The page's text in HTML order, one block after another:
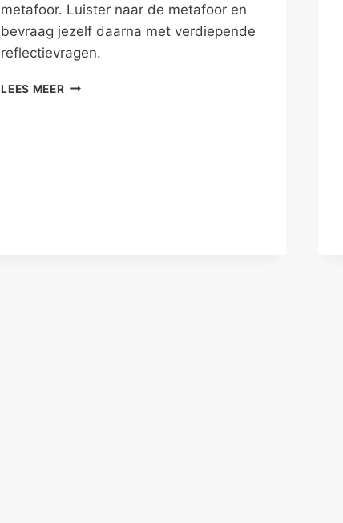
metafoor. Luister naar de metafoor en
bevraag jezelf daarna met verdiepende
reflectievragen.
LEES MEERWARME